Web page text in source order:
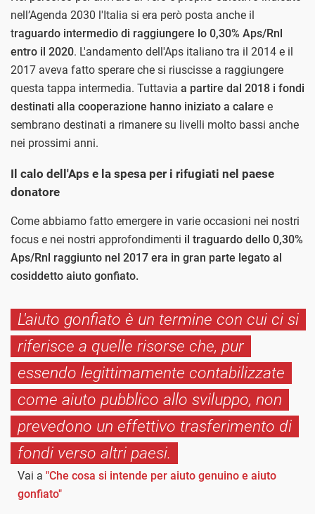
nell’Agenda 2030 l'Italia si era però posta anche il
traguardo intermedio di raggiungere lo 0,30% Aps/Rnl
entro il 2020. L'andamento dell'Aps italiano tra il 2014 e il
2017 aveva fatto sperare che si riuscisse a raggiungere
questa tappa intermedia. Tuttavia a partire dal 2018 i fondi
destinati alla cooperazione hanno iniziato a calare e
sembrano destinati a rimanere su livelli molto bassi anche
nei prossimi anni.
Il calo dell'Aps e la spesa per i rifugiati nel paese
donatore
Come abbiamo fatto emergere in varie occasioni nei nostri
focus e nei nostri approfondimenti il traguardo dello 0,30%
Aps/Rnl raggiunto nel 2017 era in gran parte legato al
cosiddetto aiuto gonfiato.
L'aiuto gonfiato è un termine con cui ci si
riferisce a quelle risorse che, pur
essendo legittimamente contabilizzate
come aiuto pubblico allo sviluppo, non
prevedono un effettivo trasferimento di
fondi verso altri paesi.
Vai a "Che cosa si intende per aiuto genuino e aiuto
gonfiato"